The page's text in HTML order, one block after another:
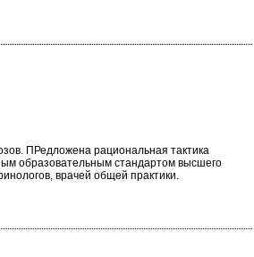
ПРедложена рациональная тактика
образовательным стандартом высшего
врачей общей практики.